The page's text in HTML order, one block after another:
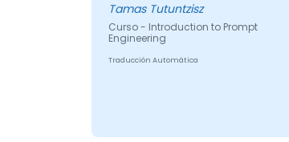
Tamas Tutuntzisz
Curso - Introduction to Prompt
Engineering
Traducción Automática